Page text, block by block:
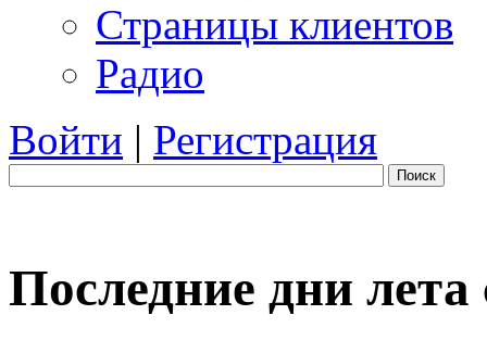
Страницы клиентов
Радио
Войти | Регистрация
Поиск
Последние дни лета